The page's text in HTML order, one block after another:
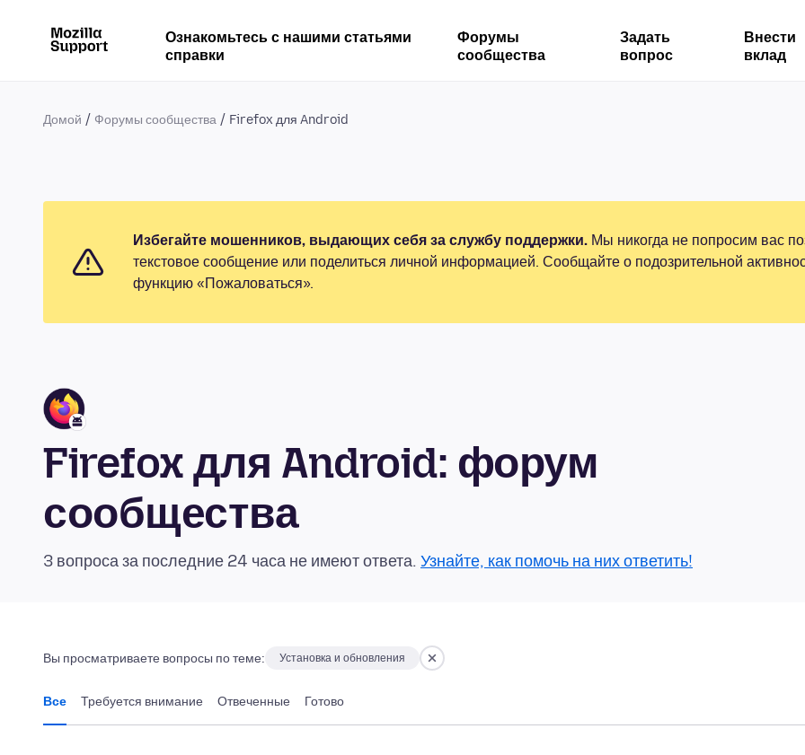
Ознакомьтесь с нашими статьями
справки
Форумы
сообщества
Задать
вопрос
Внести
вклад
Домой Форумы сообщества Firefox для Android
Избегайте мошенников, выдающих себя за службу поддержки. Мы никогда не попросим вас
текстовое сообщение или поделиться личной информацией. Сообщайте о подозрительной
функцию «Пожаловаться».
Firefox для Android: форум
сообщества
3 вопроса за последние 24 часа не имеют ответа. Узнайте, как помочь на них ответить!
Вы просматриваете вопросы по теме: Установка и обновления
Все Требуется внимание Отвеченные Готово